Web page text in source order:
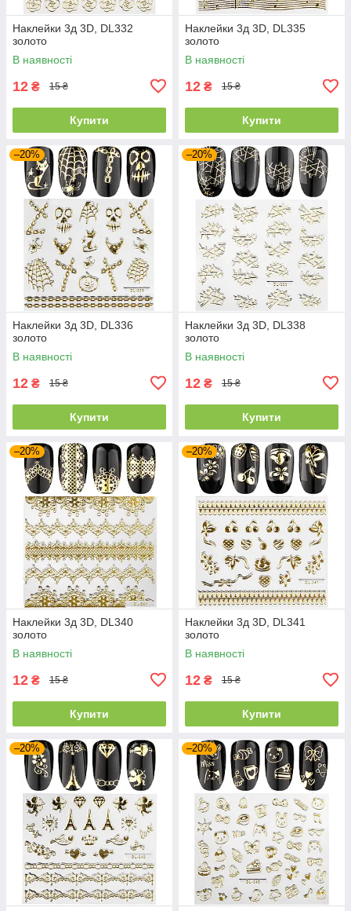
Наклейки 3д 3D, DL332
золото
В наявності
12 ₴ 15 ₴
Купити
Наклейки 3д 3D, DL335
золото
В наявності
12 ₴ 15 ₴
Купити
–20%
Наклейки 3д 3D, DL336
золото
В наявності
12 ₴ 15 ₴
Купити
–20%
Наклейки 3д 3D, DL338
золото
В наявності
12 ₴ 15 ₴
Купити
–20%
Наклейки 3д 3D, DL340
золото
В наявності
12 ₴ 15 ₴
Купити
–20%
Наклейки 3д 3D, DL341
золото
В наявності
12 ₴ 15 ₴
Купити
–20% –20%